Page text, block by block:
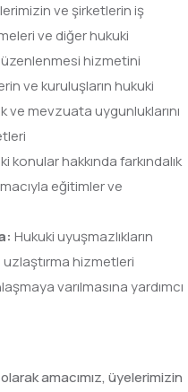
ve şirketlerin iş
ve diğer hukuki
hizmetini
ve kuruluşların hukuki
ve mevzuata uygunluklarını
konular hakkında farkındalık
eğitimler ve
Hukuki uyuşmazlıkların
hizmetleri
varılmasına yardımcı
amacımız, üyelerimizin